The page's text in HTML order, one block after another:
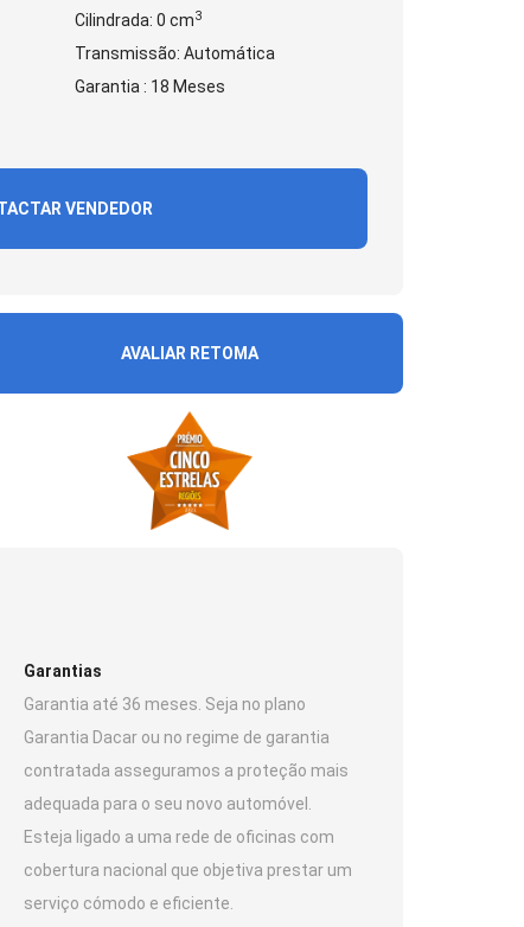
Cilindrada: 0 cm3
Transmissão: Automática
Garantia : 18 Meses
VENDEDOR
AVALIAR RETOMA
Garantias
Garantia até 36 meses. Seja no plano
Garantia Dacar ou no regime de garantia
contratada asseguramos a proteção mais
adequada para o seu novo automóvel.
Esteja ligado a uma rede de oficinas com
cobertura nacional que objetiva prestar um
serviço cómodo e eficiente.